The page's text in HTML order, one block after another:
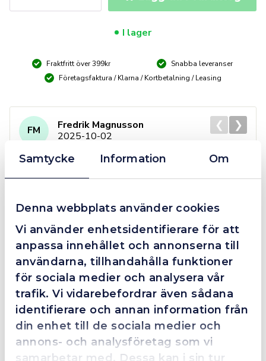
Samtycke Information Om
Denna webbplats använder cookies
Vi använder enhetsidentifierare för att
anpassa innehållet och annonserna till
användarna, tillhandahålla funktioner
för sociala medier och analysera vår
trafik. Vi vidarebefordrar även sådana
identifierare och annan information från
din enhet till de sociala medier och
annons- och analysföretag som vi
samarbetar med. Dessa kan i sin tur
Cobra
I lager
Fraktfritt över 399kr
Snabba leveranser
Företagsfaktura / Klarna / Kortbetalning / Leasing
4.4 10 Reviews
FM
Fredrik Magnusson
2025-10-02
Dom här grabbarna är definitionen av serviceminded.
Trots en billigare order, som det blev lite strul med,
så agerade dom blixtsnabbt och löste det långt över
förväntan. Hade kontakt med Alexander, som förtjänar
en extra guldstjärna.
❮ ❯